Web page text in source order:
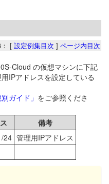
[ 設定例集目次 ] ページ内目次
Cloud の仮想マシンに下記
IPアドレスを設定している
別ガイド」 をご参照くださ
備考
24 管理用IPアドレス